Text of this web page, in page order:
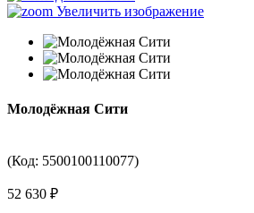
Увеличить изображение
Молодёжная Сити
(Код: 5500100110077)
52 630 ₽